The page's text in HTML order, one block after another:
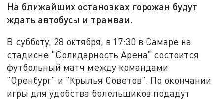
На ближайших остановках горожан будут
ждать автобусы и трамваи.
В субботу, 28 октября, в 17:30 в Самаре на
стадионе "Солидарность Арена" состоится
футбольный матч между командами
"Оренбург" и "Крылья Советов". По окончании
игры для удобства болельщиков подадут